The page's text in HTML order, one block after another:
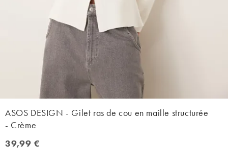
ASOS DESIGN - Gilet ras de cou en maille structurée
- Crème
39,99 €
39,99 €